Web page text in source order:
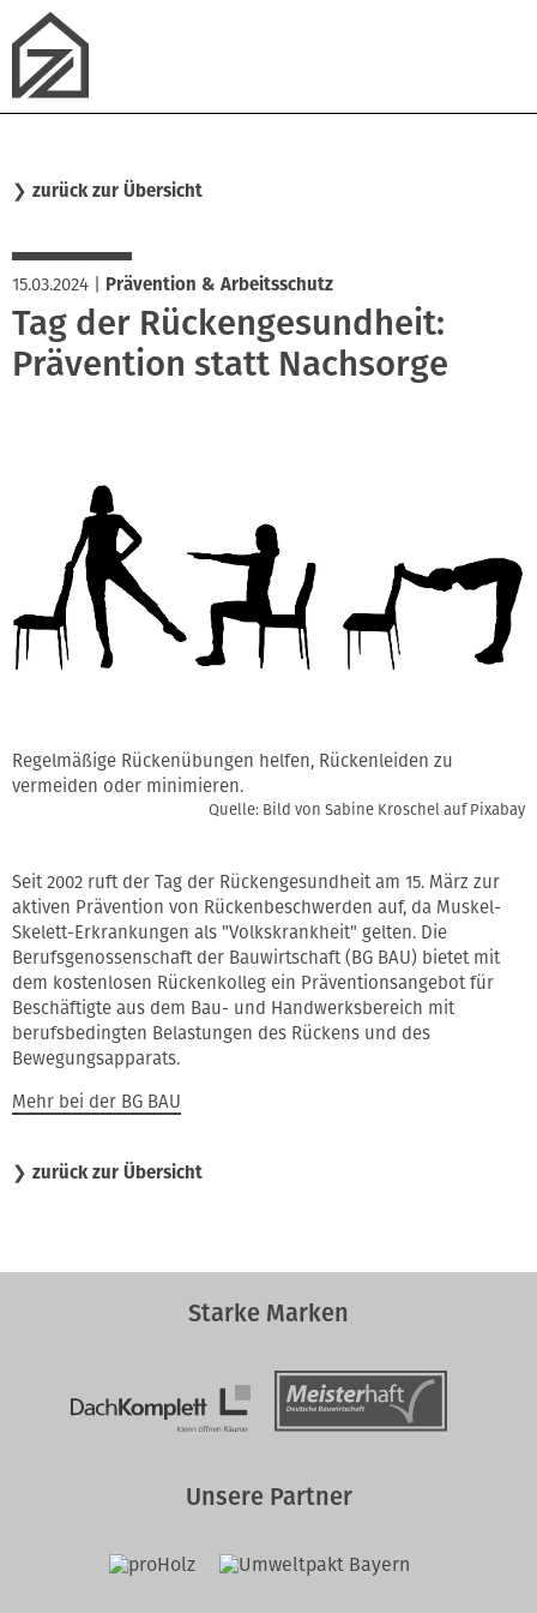
❯ zurück zur Übersicht
15.03.2024 Prävention & Arbeitsschutz
Tag der Rückengesundheit:
Prävention statt Nachsorge
Regelmäßige Rückenübungen helfen, Rückenleiden zu
vermeiden oder minimieren.
Quelle: Bild von Sabine Kroschel auf Pixabay
Seit 2002 ruft der Tag der Rückengesundheit am 15. März zur
aktiven Prävention von Rückenbeschwerden auf, da Muskel-
Skelett-Erkrankungen als "Volkskrankheit" gelten. Die
Berufsgenossenschaft der Bauwirtschaft (BG BAU) bietet mit
dem kostenlosen Rückenkolleg ein Präventionsangebot für
Beschäftigte aus dem Bau- und Handwerksbereich mit
berufsbedingten Belastungen des Rückens und des
Bewegungsapparats.
Mehr bei der BG BAU
❯ zurück zur Übersicht
Starke Marken
Unsere Partner